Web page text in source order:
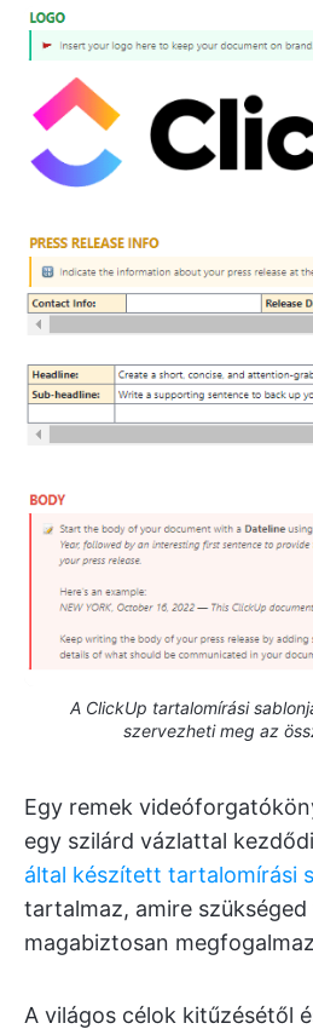
A ClickUp tartalomírási
szervezheti meg az
Egy remek
egy szilárd vázlattal
által készített tartalomírási
tartalmaz, amire
magabiztosan
A világos célok kitűzésétől